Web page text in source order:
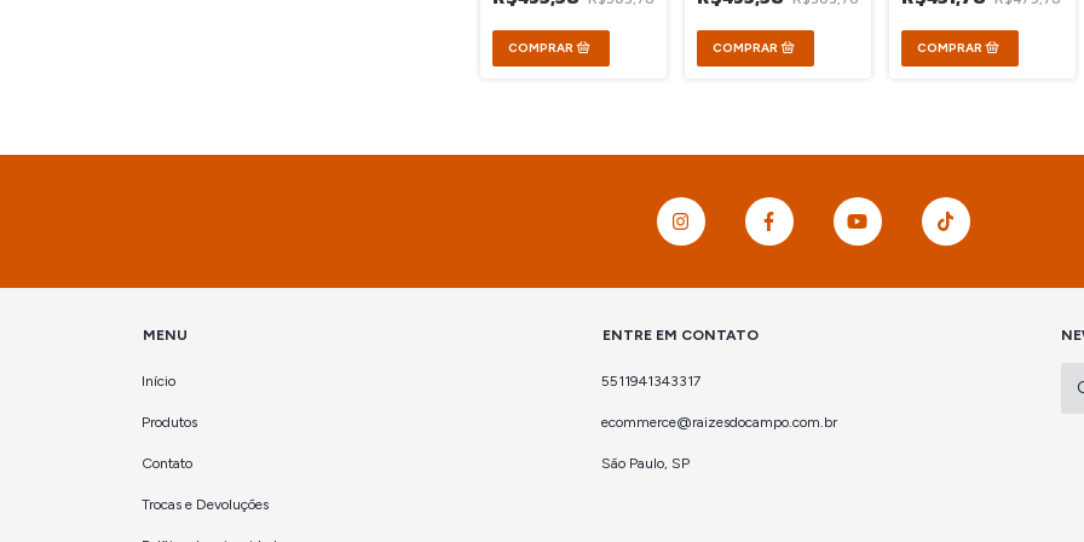
MENU
Início
Produtos
Contato
Trocas e Devoluções
ENTRE EM CONTATO
5511941343317
ecommerce@raizesdocampo.com.br
São Paulo, SP